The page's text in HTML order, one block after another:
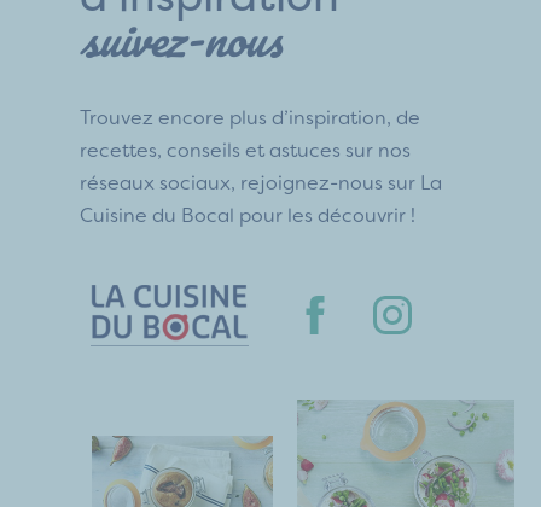
suivez-nous
Trouvez encore plus d’inspiration, de
recettes, conseils et astuces sur nos
réseaux sociaux, rejoignez-nous sur La
Cuisine du Bocal pour les découvrir !